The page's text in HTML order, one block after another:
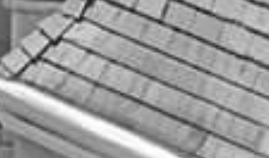
お電話でのご予約・お問い合わせ
054-284-2323
いつでも見学・相談予約
お問い合わせ パンフレット請求